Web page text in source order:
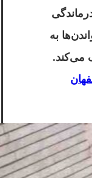
به
می‌کند.